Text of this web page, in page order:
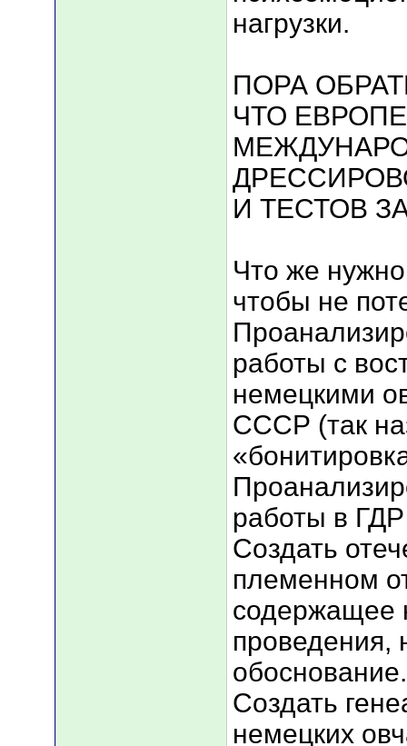
нагрузки.
ПОРА
ЧТО
И ТЕСТОВ
Что же
чтобы не
работы с
немецкими
СССР (так
работы в
Создать
племенном
содержащее
проведения,
обоснование.
Создать
немецких